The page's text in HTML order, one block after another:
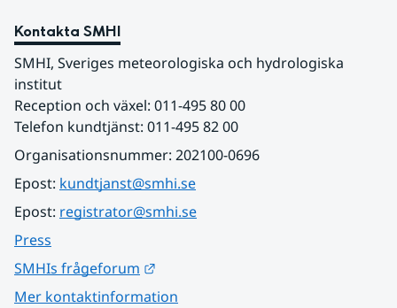
Kontakta SMHI
SMHI, Sveriges meteorologiska och hydrologiska
institut
Reception och växel: 011-495 80 00
Telefon kundtjänst: 011-495 82 00
Organisationsnummer: 202100-0696
Epost: kundtjanst@smhi.se
Epost: registrator@smhi.se
Press
SMHIs frågeforum
Mer kontaktinformation